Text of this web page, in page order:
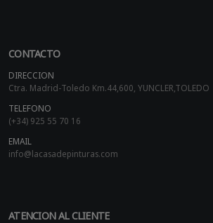
CONTACTO
DIRECCION
Ctra. Madrid-Toledo Km.44,600, YUNCLER,TOLEDO
TELEFONO
(+34) 925 55 70 16
EMAIL
info@lacasadepinturas.com
ATENCION AL CLIENTE